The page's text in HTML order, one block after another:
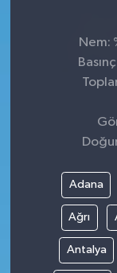
Nem:
Adana
Ağrı
Antalya